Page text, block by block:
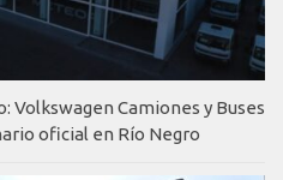
Camiones y Buses
oficial en Río Negro